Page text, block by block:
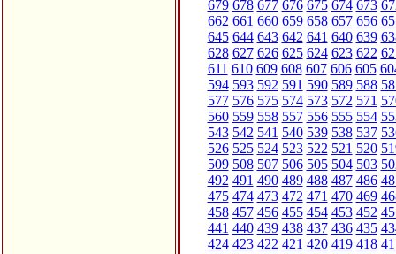
679 678 677 676 675 674 673
662 661 660 659 658 657 656
645 644 643 642 641 640 639
628 627 626 625 624 623 622
611 610 609 608 607 606 605
594 593 592 591 590 589 588
577 576 575 574 573 572 571
560 559 558 557 556 555 554
543 542 541 540 539 538 537
526 525 524 523 522 521 520
509 508 507 506 505 504 503
492 491 490 489 488 487 486
475 474 473 472 471 470 469
458 457 456 455 454 453 452
441 440 439 438 437 436 435
424 423 422 421 420 419 418